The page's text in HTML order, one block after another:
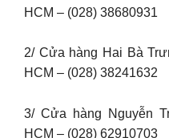
HCM – (028) 38680931
2/ Cửa hàng Hai Bà
HCM – (028) 38241632
3/ Cửa hàng Nguyễn
HCM – (028) 62910703